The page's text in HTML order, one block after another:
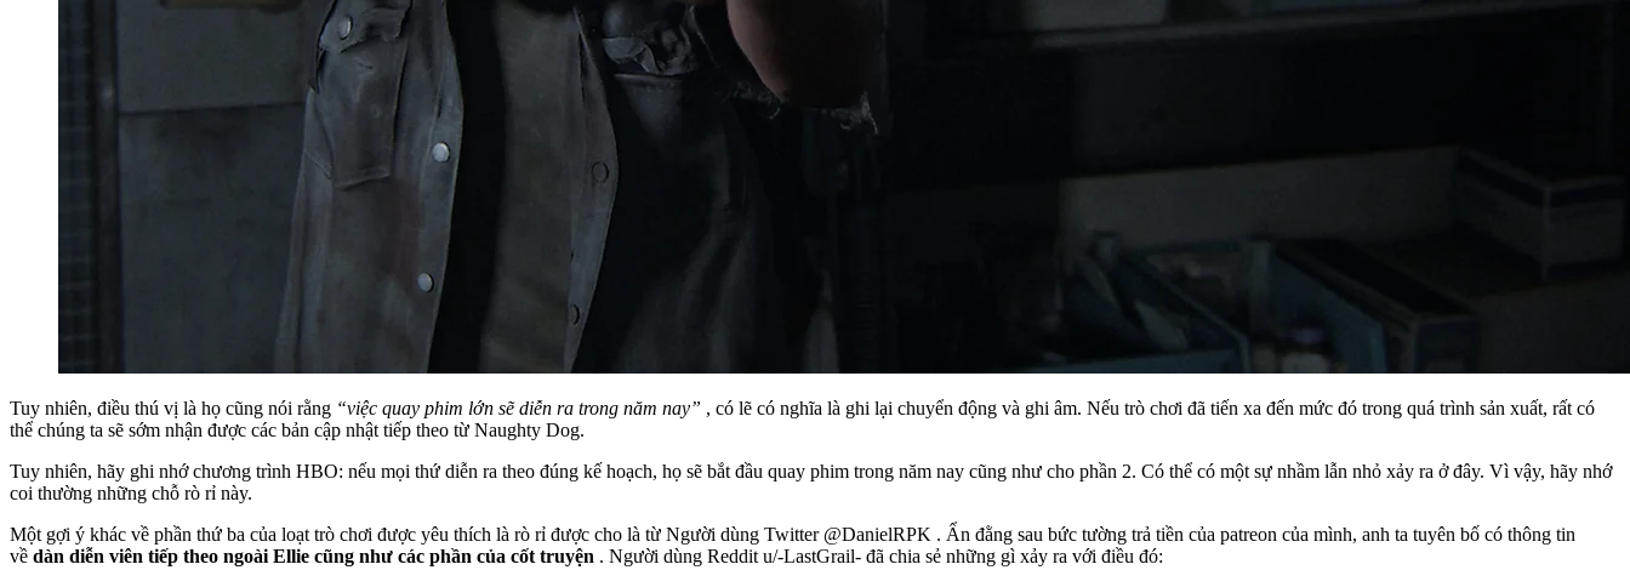
Tuy nhiên, điều thú vị là họ cũng nói rằng “việc quay phim lớn sẽ diễn ra trong năm nay” , có lẽ có nghĩa là ghi lại chuyển động và ghi âm. Nếu trò chơi đã tiến xa đến mức đó trong quá trình sản xuất, rất có
thể chúng ta sẽ sớm nhận được các bản cập nhật tiếp theo từ Naughty Dog.
Tuy nhiên, hãy ghi nhớ chương trình HBO: nếu mọi thứ diễn ra theo đúng kế hoạch, họ sẽ bắt đầu quay phim trong năm nay cũng như cho phần 2. Có thể có một sự nhầm lẫn nhỏ xảy ra ở đây. Vì vậy, hãy nhớ
coi thường những chỗ rò rỉ này.
Một gợi ý khác về phần thứ ba của loạt trò chơi được yêu thích là rò rỉ được cho là từ Người dùng Twitter @DanielRPK . Ẩn đằng sau bức tường trả tiền của patreon của mình, anh ta tuyên bố có thông tin
về dàn diễn viên tiếp theo ngoài Ellie cũng như các phần của cốt truyện . Người dùng Reddit u/-LastGrail- đã chia sẻ những gì xảy ra với điều đó: